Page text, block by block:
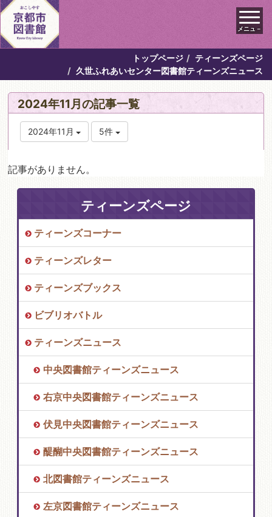
メニュ－
トップページ
ティーンズページ
久世ふれあいセンター図書館ティーンズニュース
2024年11月の記事一覧
2024年11月 5件
記事がありません。
ティーンズページ
ティーンズコーナー
ティーンズレター
ティーンズブックス
ビブリオバトル
ティーンズニュース
中央図書館ティーンズニュース
右京中央図書館ティーンズニュース
伏見中央図書館ティーンズニュース
醍醐中央図書館ティーンズニュース
北図書館ティーンズニュース
左京図書館ティーンズニュース